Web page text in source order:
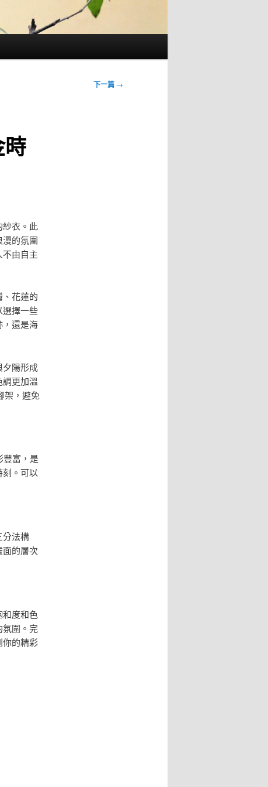
下一篇 →
紗衣。此
的氛圍
由自主
花蓮的
選擇一些
，還是海
夕陽形成
更加溫
架，避免
豐富，是
刻。可以
分法構
的層次
和度和色
氛圍。完
你的精彩